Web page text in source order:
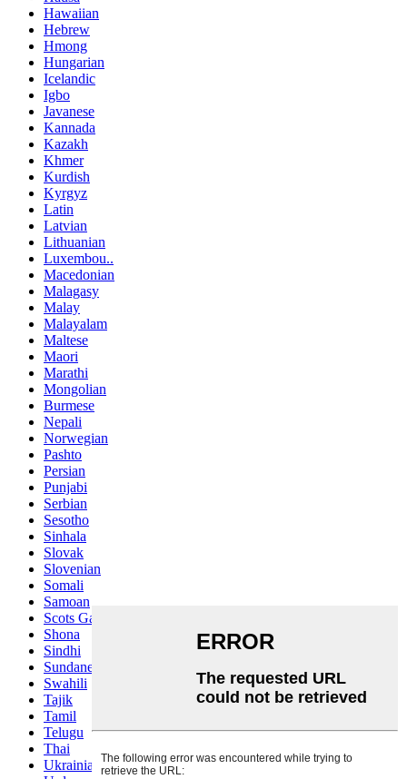
Hawaiian
Hebrew
Hmong
Hungarian
Icelandic
Igbo
Javanese
Kannada
Kazakh
Khmer
Kurdish
Kyrgyz
Latin
Latvian
Lithuanian
Luxembou..
Macedonian
Malagasy
Malay
Malayalam
Maltese
Maori
Marathi
Mongolian
Burmese
Nepali
Norwegian
Pashto
Persian
Punjabi
Serbian
Sesotho
Sinhala
Slovak
Slovenian
Somali
Samoan
Scots Gaelic
Shona
Sindhi
Sundanese
Swahili
Tajik
Tamil
Telugu
Thai
Ukrainian